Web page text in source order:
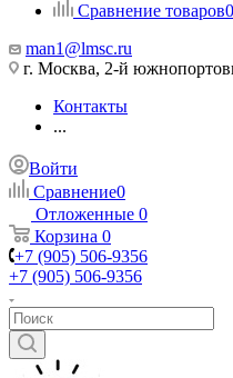
Сравнение товаров0
man1@lmsc.ru
г. Москва, 2-й
Контакты
...
Войти
Сравнение0
Отложенные 0
Корзина 0
+7 (905) 506-9356
+7 (905) 506-9356